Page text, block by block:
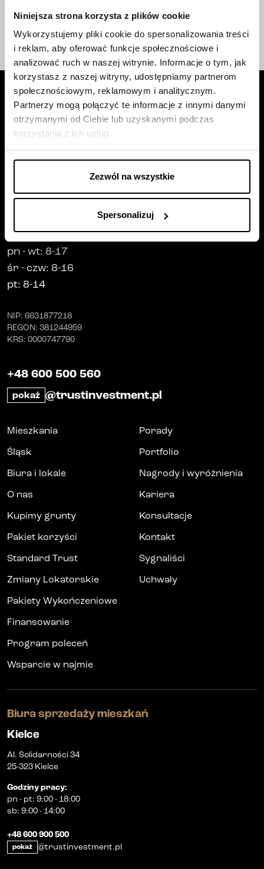
Niniejsza strona korzysta z plików cookie
Wykorzystujemy pliki cookie do spersonalizowania treści
i reklam, aby oferować funkcje społecznościowe i
analizować ruch w naszej witrynie. Informacje o tym, jak
korzystasz z naszej witryny, udostępniamy partnerom
społecznościowym, reklamowym i analitycznym.
Partnerzy mogą połączyć te informacje z innymi danymi
otrzymanymi od Ciebie lub uzyskanymi podczas
korzystania z ich usług.
Zezwól na wszystkie
Spersonalizuj
telefonicznej;
wiadomości e-mail;
wiadomości SMS.
Wyślij
25-662Kielce
Godziny pracy:
pn-wt: 8-17
śr - czw: 8-16
pt: 8-14
NIP: 6631877218
REGON: 381244959
KRS: 0000747790
+48 600 500 560
pokaż @trustinvestment.pl
Mieszkania
Śląsk
Biura i lokale
O nas
Kupimy grunty
Pakiet korzyści
Standard Trust
Zmiany Lokatorskie
Pakiety Wykończeniowe
Finansowanie
Program poleceń
Wsparcie w najmie
Porady
Portfolio
Nagrody i wyróżnienia
Kariera
Konsultacje
Kontakt
Sygnaliści
Uchwały
Biura sprzedaży mieszkań
Kielce
Al. Solidarności 34
25-323 Kielce
Godziny pracy:
pn - pt: 9:00 - 18:00
sb: 9:00 - 14:00
+48 600 900 500
pokaż @trustinvestment.pl